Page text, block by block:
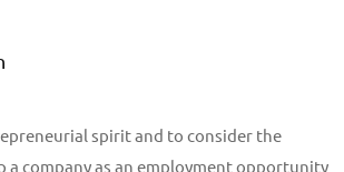
spirit and to consider the
company as an employment opportunity